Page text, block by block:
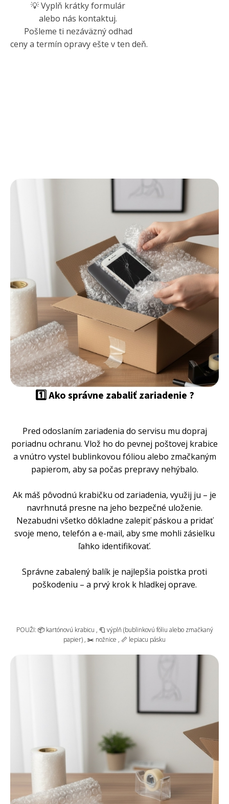
💡 Vyplň krátky formulár
alebo nás kontaktuj.
Pošleme ti nezáväzný odhad
ceny a termín opravy ešte v ten deň.
1️⃣ Ako správne zabaliť zariadenie ?
Pred odoslaním zariadenia do servisu mu dopraj
poriadnu ochranu. Vlož ho do pevnej poštovej krabice
a vnútro vystel bublinkovou fóliou alebo zmačkaným
papierom, aby sa počas prepravy nehýbalo.
Ak máš pôvodnú krabičku od zariadenia, využij ju – je
navrhnutá presne na jeho bezpečné uloženie.
Nezabudni všetko dôkladne zalepiť páskou a pridať
svoje meno, telefón a e-mail, aby sme mohli zásielku
ľahko identifikovať.
Správne zabalený balík je najlepšia poistka proti
poškodeniu – a prvý krok k hladkej oprave.
POUŽI: 📦 kartónovú krabicu , 🧻 výplň (bublinkovú fóliu alebo zmačkaný
papier) , ✂️ nožnice , 📏 lepiacu pásku